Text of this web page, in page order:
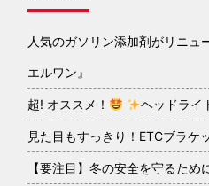
人気のガソリン添加剤がリニュ
エルワン』
超! オススメ！ ヘッドライ
見た目もすっきり！ETCブラケ
【要注目】冬の安全を守るため